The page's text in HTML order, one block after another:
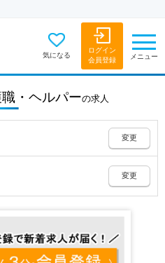
気になる
ログイン
会員登録
メニュー
・ヘルパーの求人
変更
変更